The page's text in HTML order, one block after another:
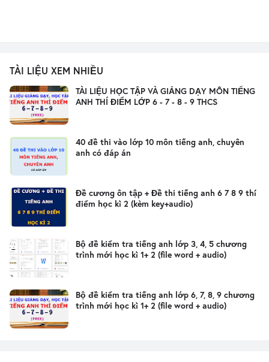
TÀI LIỆU XEM NHIỀU
TÀI LIỆU HỌC TẬP VÀ GIẢNG DẠY MÔN TIẾNG
ANH THÍ ĐIỂM LỚP 6 - 7 - 8 - 9 THCS
40 đề thi vào lớp 10 môn tiếng anh, chuyên
anh có đáp án
Đề cương ôn tập + Đề thi tiếng anh 6 7 8 9 thí
điểm học kì 2 (kèm key+audio)
Bộ đề kiểm tra tiếng anh lớp 3, 4, 5 chương
trình mới học kì 1+ 2 (file word + audio)
Bộ đề kiểm tra tiếng anh lớp 6, 7, 8, 9 chương
trình mới học kì 1+ 2 (file word + audio)